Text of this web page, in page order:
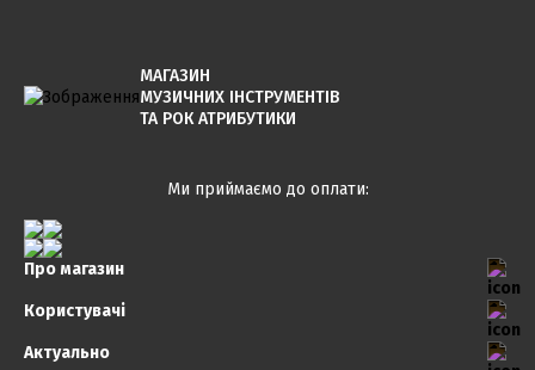
МАГАЗИН
МУЗИЧНИХ ІНСТРУМЕНТІВ
ТА РОК АТРИБУТИКИ
Ми приймаємо до оплати:
Про магазин
Користувачі
Актуально